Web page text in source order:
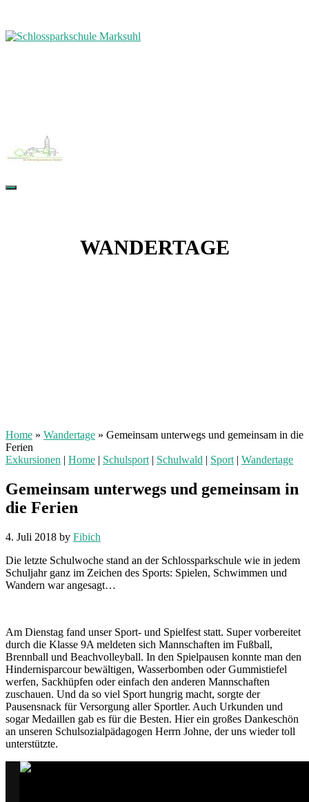
WANDERTAGE
Home » Wandertage » Gemeinsam unterwegs und gemeinsam in die
Ferien
Exkursionen | Home | Schulsport | Schulwald | Sport | Wandertage
Gemeinsam unterwegs und gemeinsam in
die Ferien
4. Juli 2018 by Fibich
Die letzte Schulwoche stand an der Schlossparkschule wie in jedem
Schuljahr ganz im Zeichen des Sports: Spielen, Schwimmen und
Wandern war angesagt…
Am Dienstag fand unser Sport- und Spielfest statt. Super vorbereitet
durch die Klasse 9A meldeten sich Mannschaften im Fußball,
Brennball und Beachvolleyball. In den Spielpausen konnte man den
Hindernisparcour bewältigen, Wasserbomben oder Gummistiefel
werfen, Sackhüpfen oder einfach den anderen Mannschaften
zuschauen. Und da so viel Sport hungrig macht, sorgte der
Pausensnack für Versorgung aller Sportler. Auch Urkunden und
sogar Medaillen gab es für die Besten. Hier ein großes Dankeschön
an unseren Schulsozialpädagogen Herrn Johne, der uns wieder toll
unterstützte.